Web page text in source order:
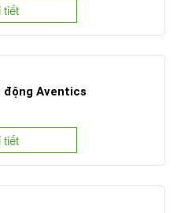
tiết
Aventics
tiết